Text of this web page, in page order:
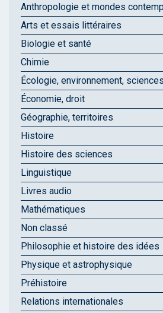
Anthropologie et mondes
Arts et essais littéraires
Biologie et santé
Chimie
Écologie, environnement,
Économie, droit
Géographie, territoires
Histoire
Histoire des sciences
Linguistique
Livres audio
Mathématiques
Non classé
Philosophie et histoire des idées
Physique et astrophysique
Préhistoire
Relations internationales